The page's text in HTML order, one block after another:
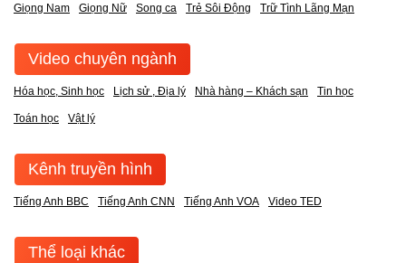
Giọng Nam Giọng Nữ Song ca Trẻ Sôi Động Trữ Tình Lãng Mạn
Video chuyên ngành
Hóa học, Sinh học Lịch sử , Địa lý Nhà hàng – Khách sạn Tin học
Toán học Vật lý
Kênh truyền hình
Tiếng Anh BBC Tiếng Anh CNN Tiếng Anh VOA Video TED
Thể loại khác